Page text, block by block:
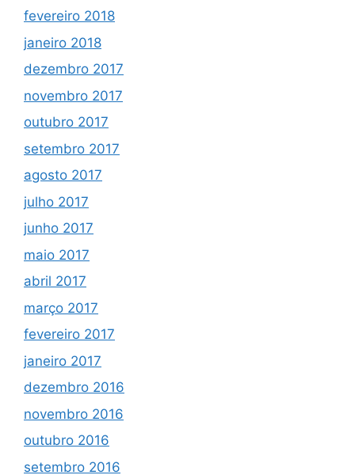
fevereiro 2018
janeiro 2018
dezembro 2017
novembro 2017
outubro 2017
setembro 2017
agosto 2017
julho 2017
junho 2017
maio 2017
abril 2017
março 2017
fevereiro 2017
janeiro 2017
dezembro 2016
novembro 2016
outubro 2016
setembro 2016